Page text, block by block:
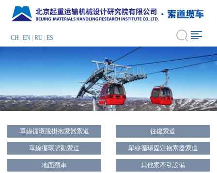
CH |EN |RU |ES
單線循環脫掛抱索器索道 往復索道
單線循環脈動索道 單線循環固定抱索器索道
地面纜車 其他索牽引設備